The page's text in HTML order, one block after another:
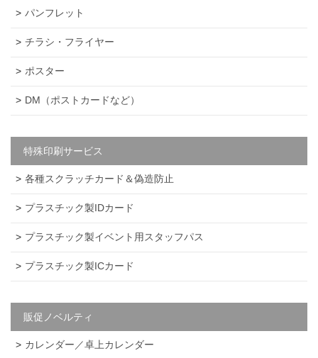
パンフレット
チラシ・フライヤー
ポスター
DM（ポストカードなど）
特殊印刷サービス
各種スクラッチカード＆偽造防止
プラスチック製IDカード
プラスチック製イベント用スタッフパス
プラスチック製ICカード
販促ノベルティ
カレンダー／卓上カレンダー